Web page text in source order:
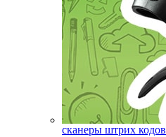
сканеры штрих кодов